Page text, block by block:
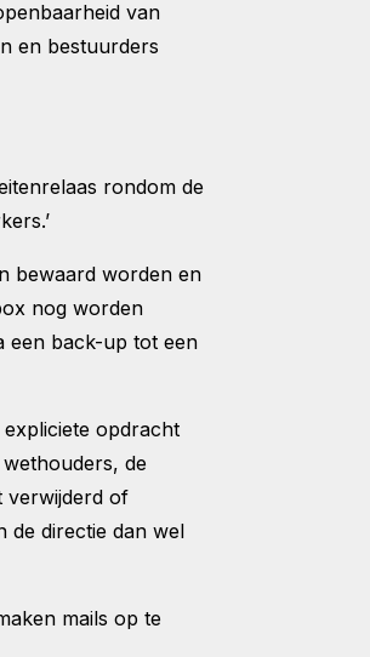
van
en bestuurders
rondom de
bewaard worden en
nog worden
een back-up tot een
opdracht
de
verwijderd of
de directie dan wel
mails op te